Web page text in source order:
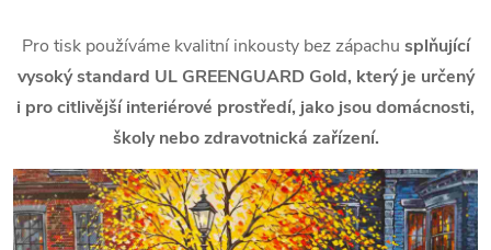
Pro tisk používáme kvalitní inkousty bez zápachu splňující
vysoký standard UL GREENGUARD Gold, který je určený
i pro citlivější interiérové prostředí, jako jsou domácnosti,
školy nebo zdravotnická zařízení.